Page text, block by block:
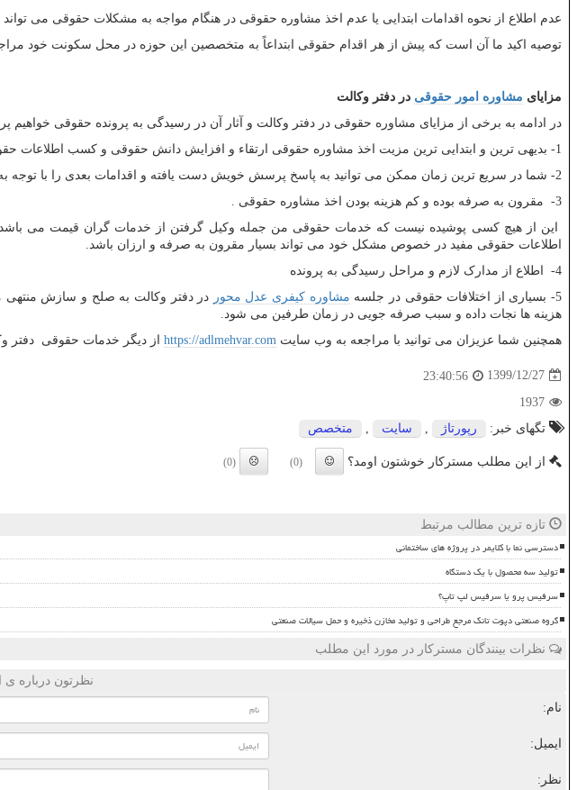
عدم اطلاع از نحوه اقدامات ابتدایی یا عدم اخذ مشاوره حقوقی در هنگام مواجه به مشکلات حقوقی می
توصیه اکید ما آن است که پیش از هر اقدام حقوقی ابتداعاً به متخصصین این حوزه در محل سکونت خود
مزایای مشاوره امور حقوقی در دفتر وکالت
در ادامه به برخی از مزایای مشاوره حقوقی در دفتر وکالت و آثار آن در رسیدگی به پرونده حقوقی خواهیم
1- بدیهی ترین و ابتدایی ترین مزیت اخذ مشاوره حقوقی ارتقاء و افزایش دانش حقوقی و کسب اطلاعات حقوقی کاربردی که شما را به نسبت سایرین متمایز می کند می باشد.
2- شما در سریع ترین زمان ممکن می توانید به پاسخ پرسش خویش دست یافته و اقدامات بعدی را با توجه به مصلحت خویش انجام دهید.
3- مقرون به صرفه بوده و کم هزینه بودن اخذ مشاوره حقوقی .
این از هیچ کسی پوشیده نیست که خدمات حقوقی من جمله وکیل گرفتن از خدمات گران قیمت می باشد
اطلاعات حقوقی مفید در خصوص مشکل خود می تواند بسیار مقرون به صرفه و ارزان باشد.
4- اطلاع از مدارک لازم و مراحل رسیدگی به پرونده
5- بسیاری از اختلافات حقوقی در جلسه
مشاوره کیفری عدل محور در دفتر وکالت به صلح و سازش منتهی
هزینه ها نجات داده و سبب صرفه جویی در زمان طرفین می شود.
همچنین شما عزیزان می توانید با مراجعه به وب سایت https://adlmehvar.com از دیگر خدمات حقوقی دفتر
1399/12/27
23:40:56
1937
تگهای خبر:
رپورتاژ , سایت , متخصص
از این مطلب مسترکار خوشتون اومد؟ (0)
(0)
تازه ترین مطالب مرتبط
دسترسی نما با کلایمر در پروژه های ساختمانی
تولید سه محصول با یک دستگاه
سرفیس پرو یا سرفیس لپ تاپ؟
گروه صنعتی دپوت تانک مرجع طراحی و تولید مخازن ذخیره و حمل سیالات صنعتی
نظرات بینندگان مسترکار در مورد این مطلب
نظرتون درباره
نام:
ایمیل:
نظر: